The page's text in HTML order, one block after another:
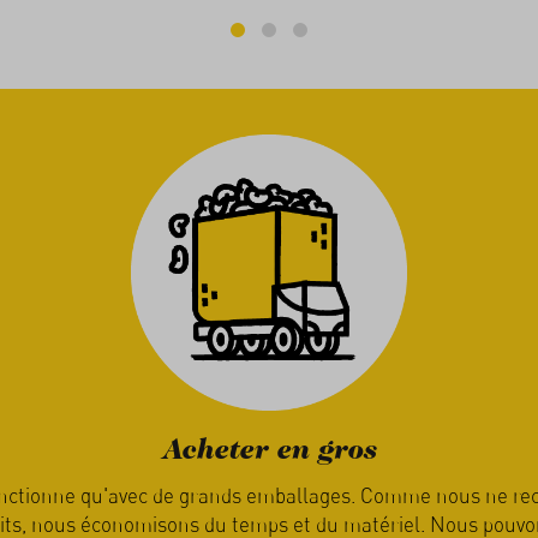
Manger de saison
la nature qui détermine quand vous recevez votre
que les produits soient mûrs et prêts pour l’expédition.